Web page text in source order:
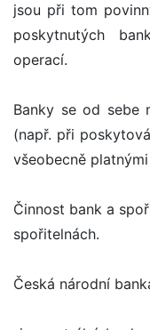
jsou při tom
poskytnutých
operací.
Banky se od sebe
(např. při
všeobecně
Činnost bank a
spořitelnách.
Česká národní